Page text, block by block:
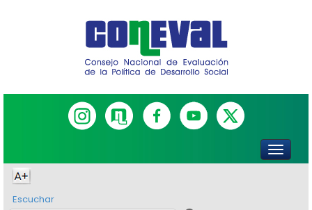
Escuchar